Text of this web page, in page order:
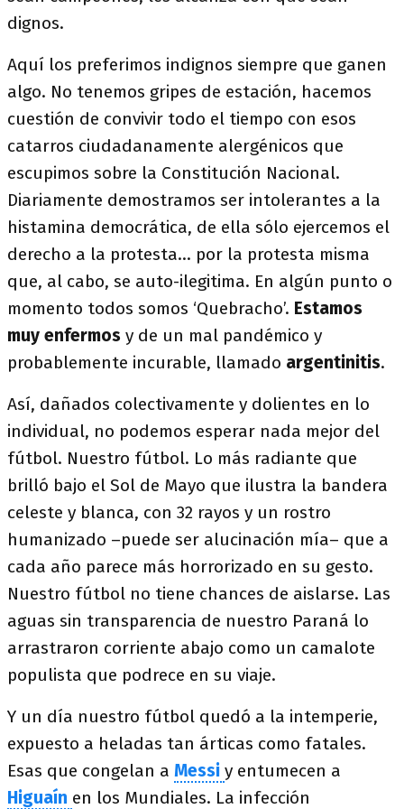
dignos.
Aquí los preferimos indignos siempre que ganen
algo. No tenemos gripes de estación, hacemos
cuestión de convivir todo el tiempo con esos
catarros ciudadanamente alergénicos que
escupimos sobre la Constitución Nacional.
Diariamente demostramos ser intolerantes a la
histamina democrática, de ella sólo ejercemos el
derecho a la protesta… por la protesta misma
que, al cabo, se auto-ilegitima. En algún punto o
momento todos somos ‘Quebracho’. Estamos
muy enfermos y de un mal pandémico y
probablemente incurable, llamado argentinitis.
Así, dañados colectivamente y dolientes en lo
individual, no podemos esperar nada mejor del
fútbol. Nuestro fútbol. Lo más radiante que
brilló bajo el Sol de Mayo que ilustra la bandera
celeste y blanca, con 32 rayos y un rostro
humanizado –puede ser alucinación mía– que a
cada año parece más horrorizado en su gesto.
Nuestro fútbol no tiene chances de aislarse. Las
aguas sin transparencia de nuestro Paraná lo
arrastraron corriente abajo como un camalote
populista que podrece en su viaje.
Y un día nuestro fútbol quedó a la intemperie,
expuesto a heladas tan árticas como fatales.
Esas que congelan a Messi y entumecen a
Higuaín en los Mundiales. La infección